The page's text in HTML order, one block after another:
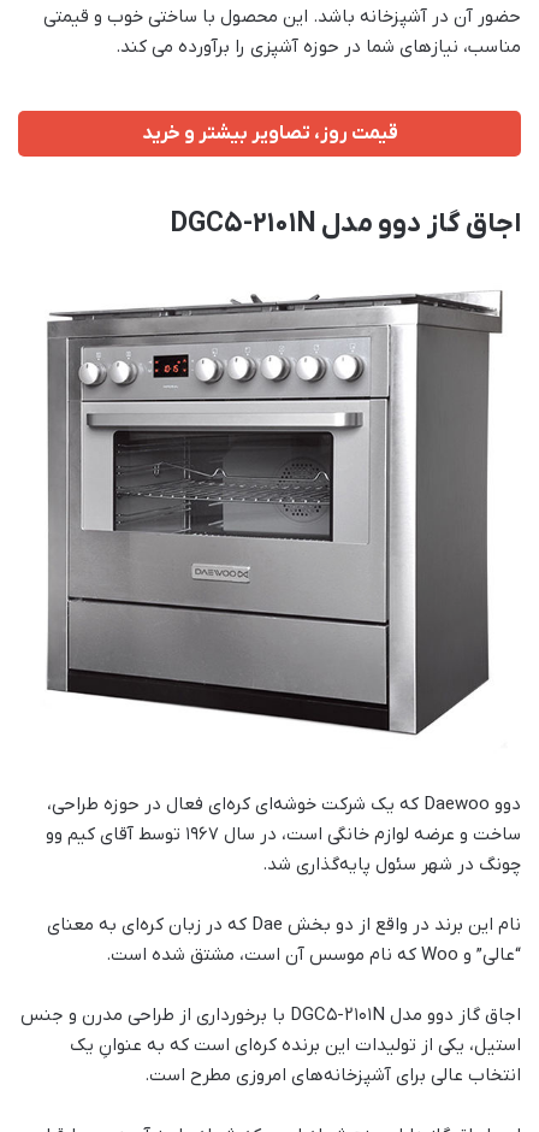
حضور آن در آشپزخانه باشد. این محصول با ساختی خوب و قیمتی
مناسب، نیازهای شما در حوزه آشپزی را برآورده می‌ کند.
قیمت روز، تصاویر بیشتر و خرید
اجاق گاز دوو مدل DGC5-2101N
دوو Daewoo که یک شرکت خوشه‌ای کره‌ای فعال در حوزه طراحی،
ساخت و عرضه لوازم خانگی است، در سال ۱۹۶۷ توسط آقای کیم وو
چونگ در شهر سئول پایه‌گذاری شد.
نام این برند در واقع از دو بخش Dae که در زبان کره‌ای به معنای
“عالی” و Woo که نام موسس آن است، مشتق شده است.
اجاق گاز دوو مدل DGC5-2101N با برخورداری از طراحی مدرن و جنس
استیل، یکی از تولیدات این برنده کره‌ای است که به عنوانِ یک
انتخاب عالی برای آشپزخانه‌های امروزی مطرح است.